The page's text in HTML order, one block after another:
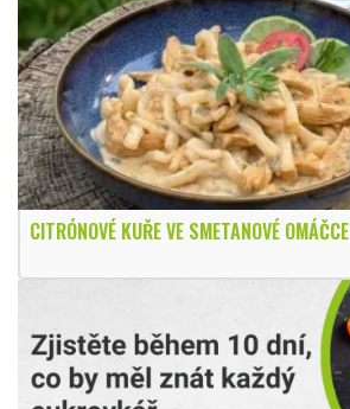
CITRÓNOVÉ KUŘE VE SMETANOVÉ OMÁČCE